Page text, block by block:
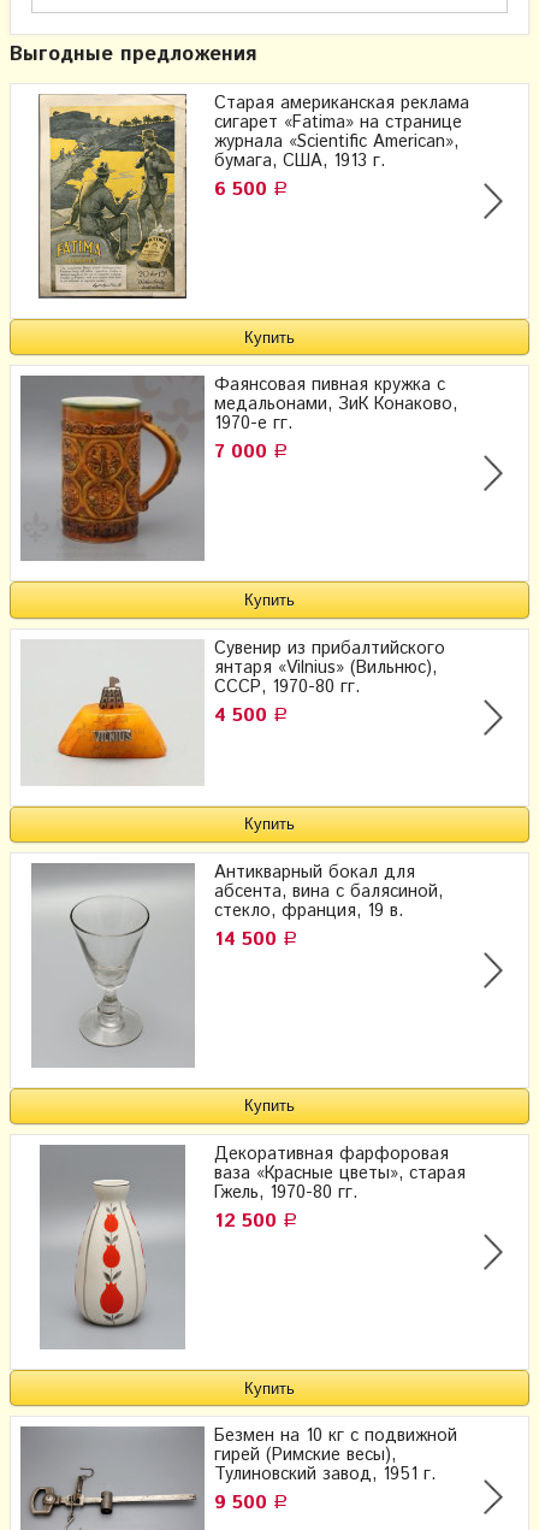
Выгодные предложения
Старая американская реклама
сигарет «Fatima» на странице
журнала «Scientific American»,
бумага, США, 1913 г.
6 500 Р
Фаянсовая пивная кружка с
медальонами, ЗиК Конаково,
1970-е гг.
7 000 Р
Сувенир из прибалтийского
янтаря «Vilnius» (Вильнюс),
СССР, 1970-80 гг.
4 500 Р
Антикварный бокал для
абсента, вина с балясиной,
стекло, франция, 19 в.
14 500 Р
Декоративная фарфоровая
ваза «Красные цветы», старая
Гжель, 1970-80 гг.
12 500 Р
Безмен на 10 кг с подвижной
гирей (Римские весы),
Тулиновский завод, 1951 г.
9 500 Р